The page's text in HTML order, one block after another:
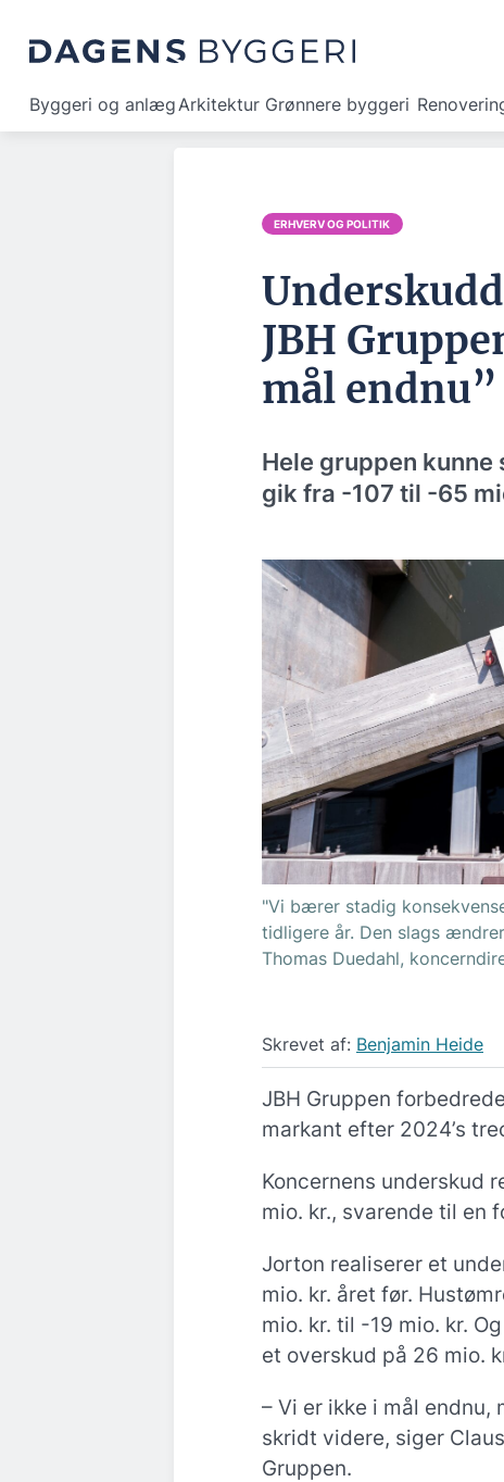
Byggeri og anlægArkitektur Grønnere byggeri
ERHVERV OG POLITIK
JBH
mål endnu”
Hele gruppen
gik fra -107 til -65
"Vi bærer stadig
tidligere år. Den slags
Thomas Duedahl,
Skrevet af: Benjamin Heide
JBH Gruppen
markant efter 2024’s
Koncernens underskud
mio. kr., svarende til en
Jorton realiserer et
mio. kr. året før.
mio. kr. til -19 mio. kr.
et overskud på 26 mio.
– Vi er ikke i mål
skridt videre, siger
Gruppen.